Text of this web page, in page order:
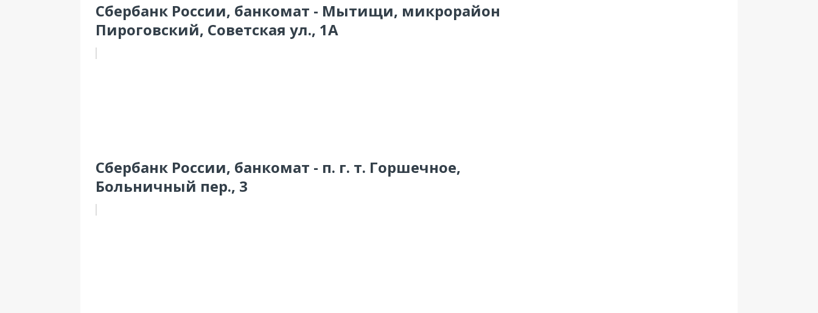
Сбербанк России, банкомат - Мытищи, микрорайон
Пироговский, Советская ул., 1А
Сбербанк России, банкомат - п. г. т. Горшечное,
Больничный пер., 3